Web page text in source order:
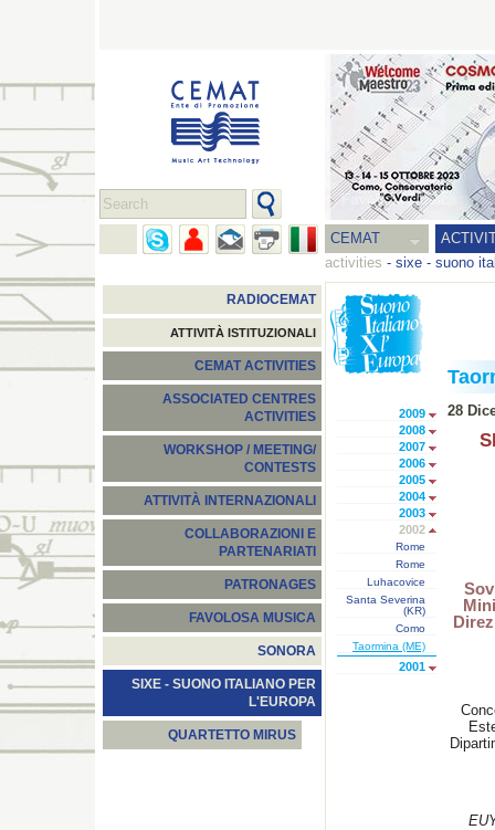
CEMAT
activities - sixe - suono
RADIOCEMAT
ATTIVITÀ ISTITUZIONALI
CEMAT ACTIVITIES
ASSOCIATED CENTRES
ACTIVITIES
WORKSHOP / MEETING/
CONTESTS
ATTIVITÀ INTERNAZIONALI
COLLABORAZIONI E
PARTENARIATI
PATRONAGES
FAVOLOSA MUSICA
SONORA
SIXE - SUONO ITALIANO PER
L'EUROPA
QUARTETTO MIRUS
2009
2008
2007
2006
2005
2004
2003
2002
Rome
Rome
Luhacovice
Santa Severina
(KR)
Como
Taormina (ME)
2001
28